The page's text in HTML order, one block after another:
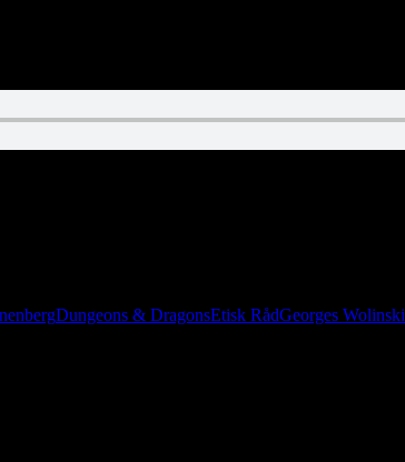
Dungeons & DragonsEtisk RådGeorges Wolinski